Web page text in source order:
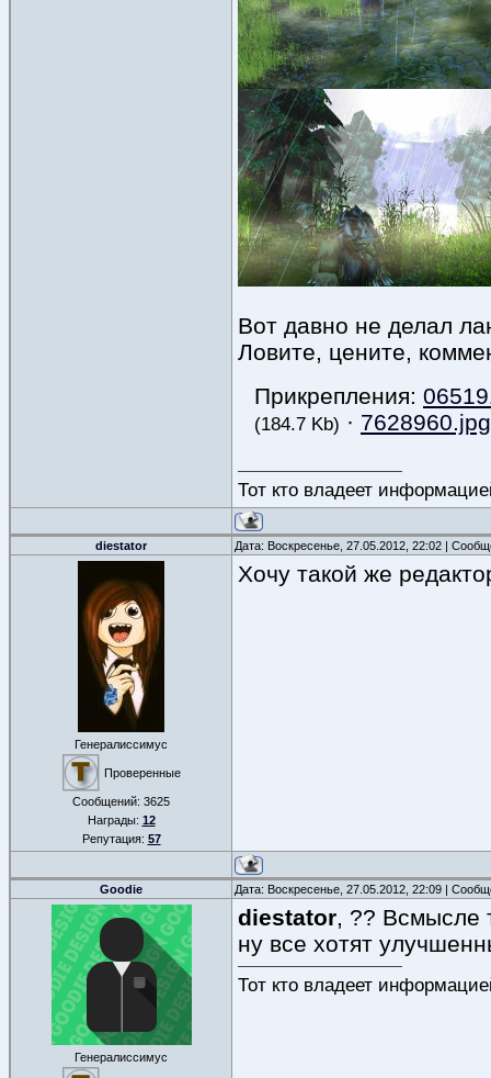
Вот давно не делал
Ловите, цените,
Прикрепления:
(184.7 Kb) · 7628960.jpg
Тот кто владеет
diestator Дата: Воскресенье, 27.05.2012, 22:02 |
Генералиссимус
Проверенные
Сообщений: 3625
Награды: 12
Репутация: 57
Хочу такой же
Goodie Дата: Воскресенье, 27.05.2012, 22:09 |
Генералиссимус
diestator, ?? Всмысле
ну все хотят
Тот кто владеет